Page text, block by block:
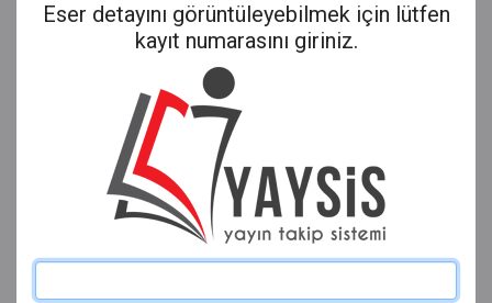
Eser detayını görüntüleyebilmek için lütfen
kayıt numarasını giriniz.